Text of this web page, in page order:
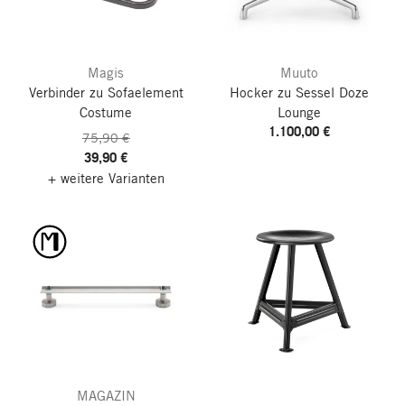
Magis
Verbinder zu Sofaelement
Costume
75,90 €
39,90 €
+ weitere Varianten
Muuto
Hocker zu Sessel Doze
Lounge
1.100,00 €
MAGAZIN